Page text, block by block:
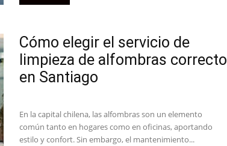
Cómo elegir el servicio de
limpieza de alfombras correcto
en Santiago
En la capital chilena, las alfombras son un elemento
común tanto en hogares como en oficinas, aportando
estilo y confort. Sin embargo, el mantenimiento...